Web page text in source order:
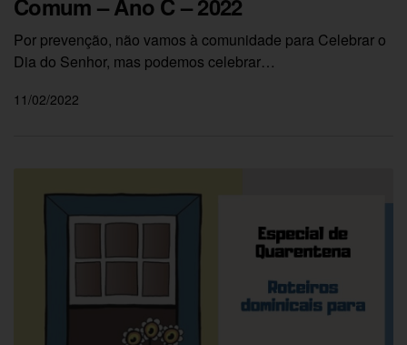
Comum – Ano C – 2022
Por prevenção, não vamos à comunidade para Celebrar o
Dia do Senhor, mas podemos celebrar…
11/02/2022